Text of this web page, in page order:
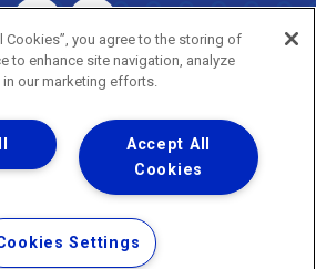
empresa
Copyright ® 2026 - Todos os Direitos Reservados.
natureza movimenta a vida
de Uso de Sites e Aplicativos
e Proteção de Dados
Cookies”, you agree to the storing of
to enhance site navigation, analyze
our marketing efforts.
Accept All
Cookies
Settings